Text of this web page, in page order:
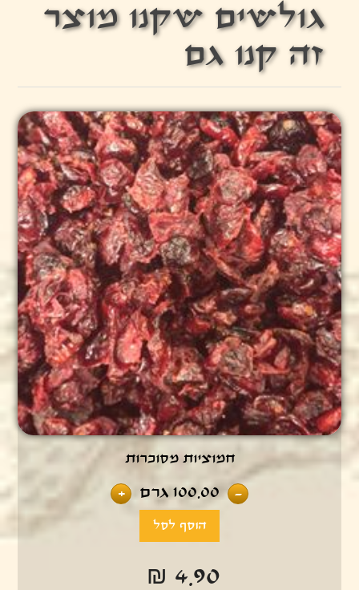
גולשים שקנו מוצר
זה קנו גם
חמוציות מסוכרות
-
100.00 גרם +
₪ 4.90